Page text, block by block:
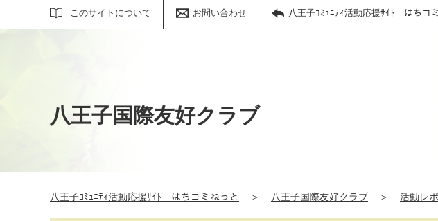
このサイトについて お問い合わせ 八王子ｺﾐｭﾆﾃｨ活動応援ｻｲﾄ はちコ
サイト内検索
八王子国際友好クラブ
八王子ｺﾐｭﾆﾃｨ活動応援ｻｲﾄ はちコミねっと ＞ 八王子国際友好クラブ ＞ 活動レ